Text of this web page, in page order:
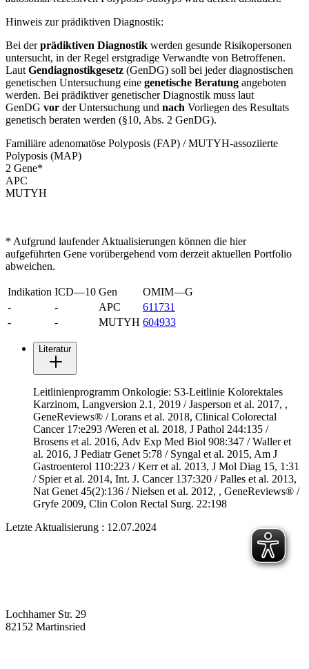
Hinweis zur prädiktiven Diagnostik:
Bei derprädiktiven Diagnostik werden gesunde Risikopersonen
untersucht, in der Regel erstgradige Verwandte von Betroffenen.
Laut Gendiagnostikgesetz (GenDG) soll bei jeder diagnostischen
genetischen Untersuchung eine genetische Beratung angeboten
werden. Bei prädiktiver genetischer Diagnostik muss laut
GenDG vor der Untersuchung und nach Vorliegen des Resultats
genetisch beraten werden (§10, Abs. 2 GenDG).
Familiäre adenomatöse Polyposis (FAP) / MUTYH-assoziierte
Polyposis (MAP)
2 Gene*
APC
MUTYH
* Aufgrund laufender Aktualisierungen können die hier
aufgeführten Gene vorübergehend vom derzeit aktuellen Portfolio
abweichen.
Indikation ICD—10 Gen
OMIM—G
-
- APC
611731
-
- MUTYH 604933
Literatur
Leitlinienprogramm Onkologie: S3-Leitlinie Kolorektales
Karzinom, Langversion 2.1, 2019 / Jasperson et al. 2017, ,
GeneReviews® / Lorans et al. 2018, Clinical Colorectal
Cancer 17:e293 /Weren et al. 2018, J Pathol 244:135 /
Brosens et al. 2016, Adv Exp Med Biol 908:347 / Waller et
al. 2016, J Pediatr Genet 5:78 / Syngal et al. 2015, Am J
Gastroenterol 110:223 / Kerr et al. 2013, J Mol Diag 15, 1:31
/ Spier et al. 2014, Int. J. Cancer 137:320 / Palles et al. 2013,
Nat Genet 45(2):136 / Nielsen et al. 2012, , GeneReviews® /
Gryfe 2009, Clin Colon Rectal Surg. 22:198
Letzte Aktualisierung : 12.07.2024
Lochhamer Str. 29
82152 Martinsried